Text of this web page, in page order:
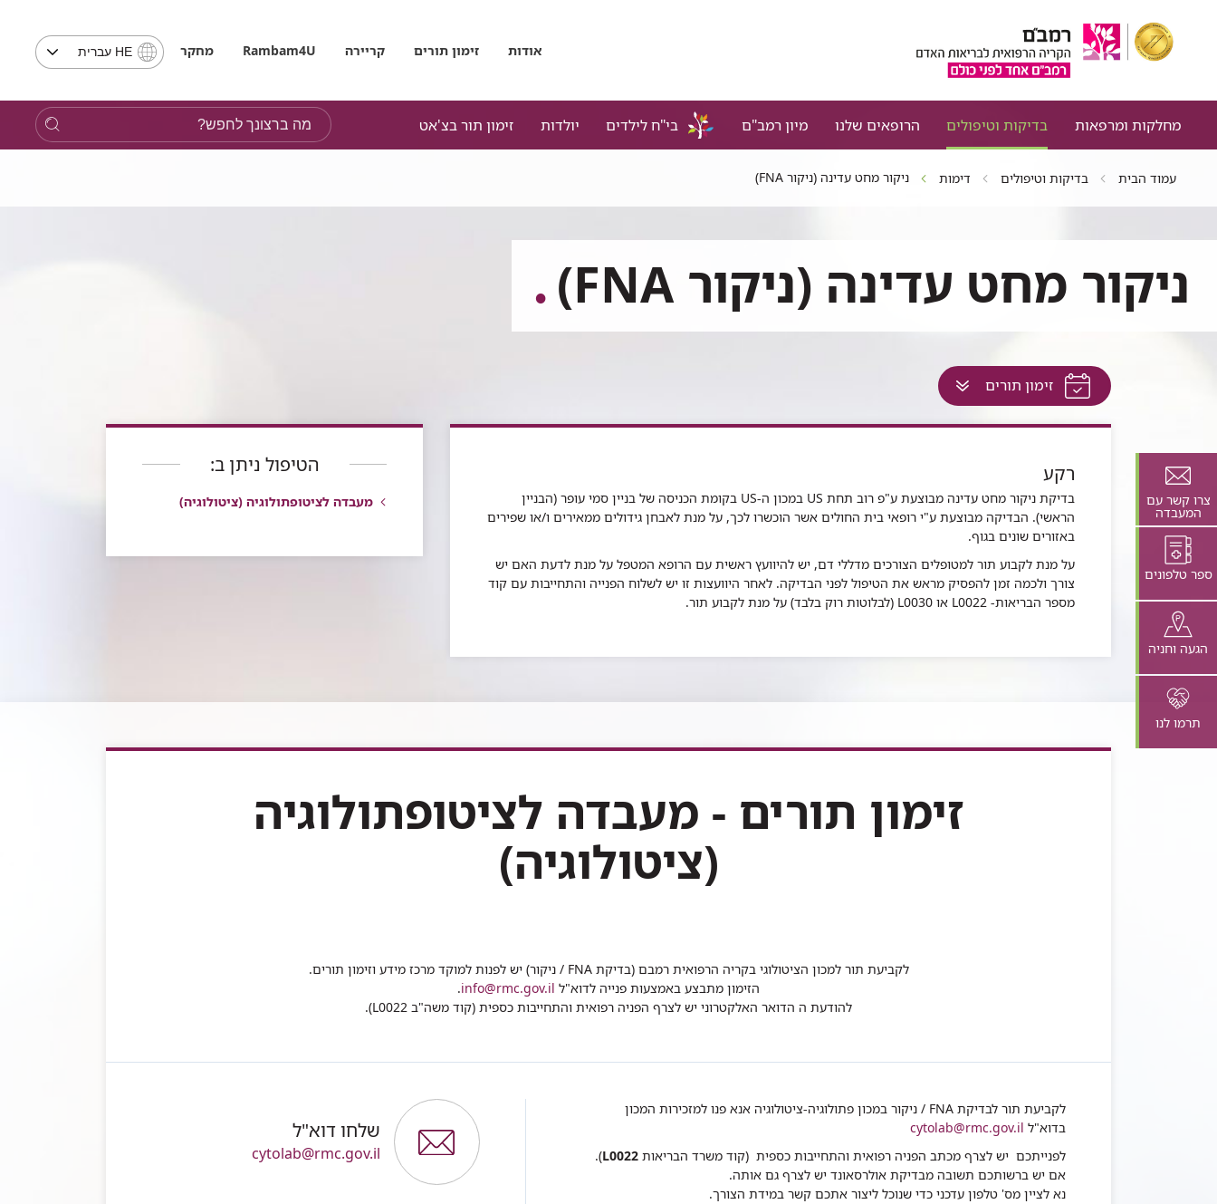
אודות זימון תורים קריירה Rambam4U מחקר
בחירת
שים
לב,
בבחירת
לאתר
HE עברית
מחלקות ומרפאות בדיקות וטיפולים הרופאים שלנו מיון רמב"ם בי"ח לילדים יולדות זימון תור בצ'אט
מה
ברצונך
לחפש?
צרו קשר עם
המעבדה
ספר טלפונים
הגעה וחניה
תרמו לנו
עמוד הבית בדיקות וטיפולים דימות ניקור מחט עדינה (ניקור FNA)
ניקור מחט עדינה (ניקור FNA)
זימון תוריםלחץ
למעבר
לתוכן
רקע
בדיקת ניקור מחט עדינה מבוצעת ע"פ רוב תחת US במכון ה-US בקומת הכניסה של בניין סמי עופר (הבניין
הראשי). הבדיקה מבוצעת ע"י רופאי בית החולים אשר הוכשרו לכך, על מנת לאבחן גידולים ממאירים ו/או שפירים
באזורים שונים בגוף.
על מנת לקבוע תור למטופלים הצורכים מדללי דם, יש להיוועץ ראשית עם הרופא המטפל על מנת לדעת האם יש
צורך ולכמה זמן להפסיק מראש את הטיפול לפני הבדיקה. לאחר היוועצות זו יש לשלוח הפנייה והתחייבות עם קוד
מספר הבריאות- L0022 או L0030 (לבלוטות רוק בלבד) על מנת לקבוע תור.
הטיפול ניתן ב:
מעבדה לציטופתולוגיה (ציטולוגיה)
זימון תורים - מעבדה לציטופתולוגיה
(ציטולוגיה)
לקביעת תור למכון הציטולוגי בקריה הרפואית רמבם (בדיקת FNA / ניקור) יש לפנות למוקד מרכז מידע וזימון תורים.
הזימון מתבצע באמצעות פנייה לדוא"ל info@rmc.gov.il
.
להודעת ה הדואר האלקטרוני יש לצרף הפניה רפואית והתחייבות כספית (קוד משה"ב L0022).
לקביעת תור לבדיקת FNA / ניקור במכון פתולוגיה-ציטולוגיה אנא פנו למזכירות המכון
בדוא"ל cytolab@rmc.gov.il
לפנייתכם יש לצרף מכתב הפניה רפואית והתחייבות כספית (קוד משרד הבריאות L0022
).
אם יש ברשותכם תשובה מבדיקת אולרסאונד יש לצרף גם אותה.
נא לציין מס' טלפון עדכני כדי שנוכל ליצור אתכם קשר במידת הצורך.
שלחו דוא"ל
cytolab@rmc.gov.il